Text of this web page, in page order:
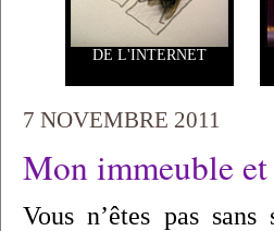
DE L'INTERNET
7 NOVEMBRE 2011
Mon immeuble
Vous n’êtes pas